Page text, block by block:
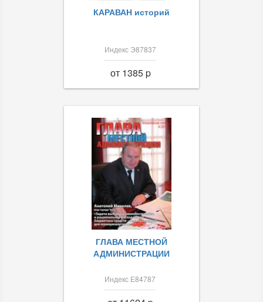
КАРАВАН историй
Индекс Э87837
от 1385 p
ГЛАВА МЕСТНОЙ
АДМИНИСТРАЦИИ
Индекс Е84787